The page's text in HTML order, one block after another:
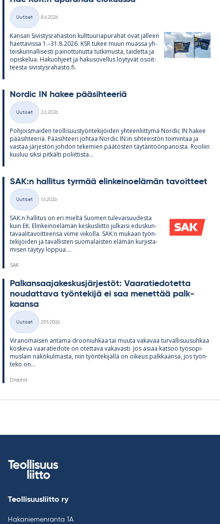
Kategoriat
Uutiset
8.6.2026
Kan­san Si­vis­tys­ra­has­ton kult­tuu­ria­pu­ra­hat ovat jäl­leen
haet­ta­vissa 1.–31.8.2026. KSR tu­kee muun muassa yh­
teis­kun­nal­li­sesti pai­not­tu­nutta tut­ki­musta, tai­detta ja
opis­ke­lua. Ha­kuoh­jeet ja ha­kuso­vel­lus löy­ty­vät osoit­
teesta si­vis­tys­ra­hasto.fi.
Nor­dic IN ha­kee pää­sih­tee­riä
Kategoriat
Uutiset
2.6.2026
Poh­jois­mai­den teol­li­suus­työn­te­ki­jöi­den yh­teen­liit­tymä Nor­dic IN ha­kee
pää­sih­tee­riä. Pää­sih­teeri joh­taa Nor­dic IN:in sih­tee­is­tön toi­min­taa ja
vas­taa jär­jes­tön joh­don te­ke­mien pää­tös­ten täy­tän­töön­pa­nosta. Roo­liin
kuu­luu siksi pit­kälti po­liit­tista...
SAK:n hal­li­tus tyr­mää elin­kei­noe­lä­män ta­voit­teet
Kategoriat
Uutiset
1.6.2026
SAK:n hal­li­tus on eri mieltä Suo­men tu­le­vai­suu­desta
kuin EK. Elin­kei­noe­lä­män kes­kus­liitto jul­kaisi edus­kun­
ta­vaa­li­ta­voit­teensa viime vii­kolla. SAK:n mu­kaan työn­
te­ki­jöi­den ja ta­val­lis­ten suo­ma­lais­ten elä­män kur­jis­ta­
mi­sen täy­tyy lop­pua....
SAK
Pal­kan­saa­ja­kes­kus­jär­jes­töt: Vaa­ra­tie­do­tetta
nou­dat­tava työn­te­kijä ei saa me­net­tää palk­
kaansa
Kategoriat
Uutiset
29.5.2026
Vi­ran­omai­sen an­tama droo­niuh­kaa tai muuta va­ka­vaa tur­val­li­suusuh­kaa
kos­keva vaa­ra­tie­dote on otet­tava va­ka­vasti. Jos asiaa kat­soo työ­so­pi­
mus­lain nä­kö­kul­masta, niin työn­te­ki­jällä on oi­keus palk­kaansa, jos työn­
teko on...
Droonit
Teollisuusliitto ry
Hakaniemenranta 1A